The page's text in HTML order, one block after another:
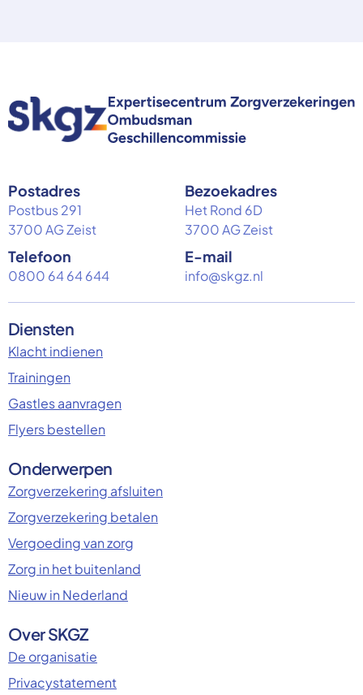
Postadres
Postbus 291
3700 AG Zeist
Bezoekadres
Het Rond 6D
3700 AG Zeist
Telefoon
0800 64 64 644
E-mail
info@skgz.nl
Diensten
Klacht indienen
Trainingen
Gastles aanvragen
Flyers bestellen
Onderwerpen
Zorgverzekering afsluiten
Zorgverzekering betalen
Vergoeding van zorg
Zorg in het buitenland
Nieuw in Nederland
Over SKGZ
De organisatie
Privacystatement